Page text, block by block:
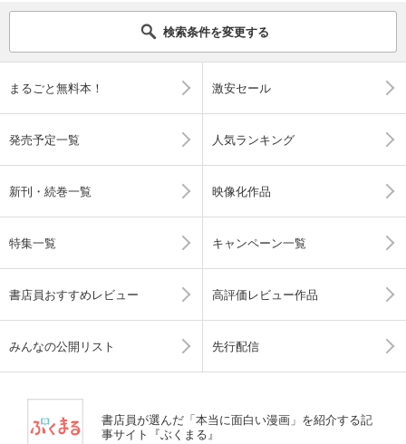
検索条件を変更する
まるごと無料本！ 激安セール
発売予定一覧 人気ランキング
新刊・続巻一覧 映像化作品
特集一覧 キャンペーン一覧
書店員おすすめレビュー 高評価レビュー作品
みんなの公開リスト 先行配信
書店員が選んだ「本当に面白い漫画」を紹介する記
事サイト『ぶくまる』